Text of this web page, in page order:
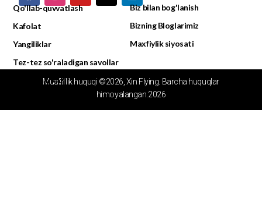
Qo'llab-quvvatlash
Kafolat
Yangiliklar
Tez-tez so'raladigan savollar
Video markazi
Biz bilan bog'lanish
Bizning Bloglarimiz
Maxfiylik siyosati
Mualliflik huquqi ©2026, Xin Flying. Barcha huquqlar
himoyalangan.2026